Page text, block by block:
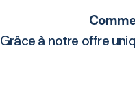
Grâce à notre offre